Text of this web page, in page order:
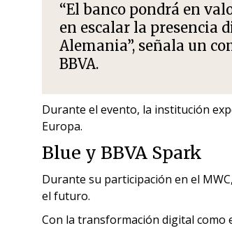
“El banco pondrá en
en escalar la presencia
Alemania”, señala un
BBVA.
Durante el evento, la institución
Europa.
Blue y BBVA Spark
Durante su participación en el
el futuro.
Con la transformación digital